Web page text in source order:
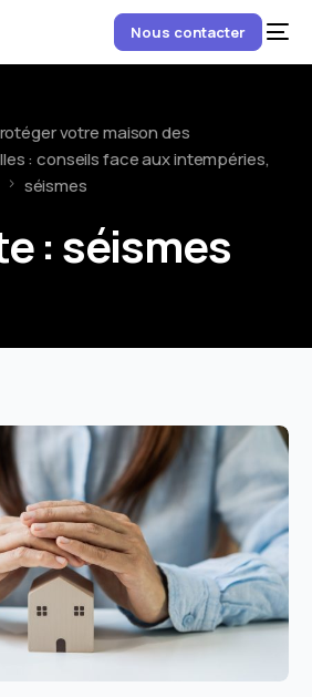
Nous contacter
votre maison des
: conseils face aux intempéries,
séismes
:séismes